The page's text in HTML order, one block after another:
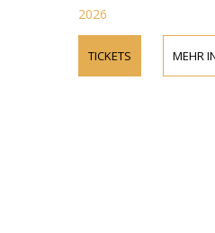
2026
TICKETS MEHR